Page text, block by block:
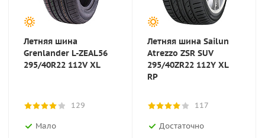
Летняя шина
Grenlander L-ZEAL56
295/40R22 112V XL
129
Мало
Летняя шина Sailun
Atrezzo ZSR SUV
295/40ZR22 112Y XL
RP
117
Достаточно